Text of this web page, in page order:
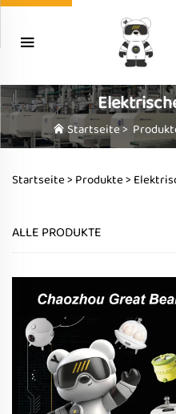
Startseite>
Startseite > Produkte>
ALLE PRODUKTE